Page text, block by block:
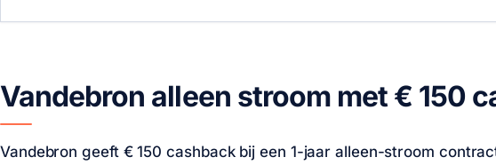
Vandebron alleen stroom met € 150
Vandebron geeft € 150 cashback bij een 1-jaar alleen-stroom